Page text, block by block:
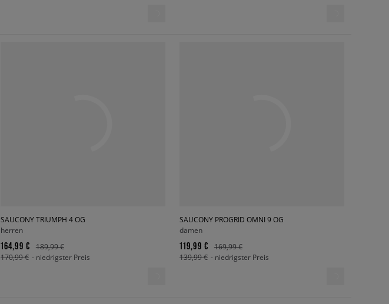
SAUCONY TRIUMPH 4 OG
herren
164,99 €
189,99 €
170,99 € - niedrigster Preis
SAUCONY PROGRID OMNI 9 OG
damen
119,99 €
169,99 €
139,99 € - niedrigster Preis